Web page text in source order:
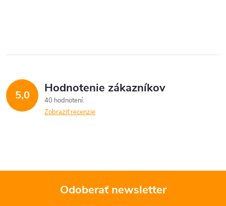
l
d
a
e
5,0 Hodnotenie zákazníkov
40 hodnotení
Zobraziť recenzie
Odoberať newsletter